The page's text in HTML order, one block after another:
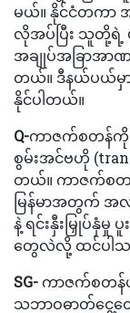
မယ်။ နိုင်ငံတကာ
လိုအပ်ပြီး သူတို့ရဲ့
အချုပ်အခြာအာဏ
တယ်။ ဒီနယ်ပယ်မှာ
နိုင်ပါတယ်။
Q-ကာဇက်စတန်ကို
စွမ်းအင်ဗဟို
တယ်။ ကာဇက်စတ
မြန်မာအတွက် အလ
နဲ့ ရင်းနှီးမြှုပ်နှံ
တွေလဲလို့ ထင်ပါ
SG- ကာဇက်စတန်
သဘာဝဓာတ်ငွေ့